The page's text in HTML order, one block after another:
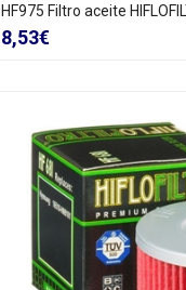
HF975 Filtro aceite
8,53€